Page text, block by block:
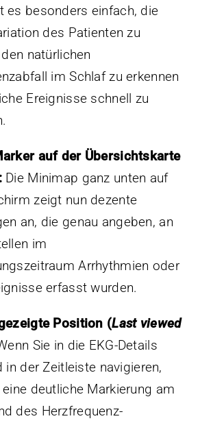
es besonders einfach, die
des Patienten zu
natürlichen
im Schlaf zu erkennen
Ereignisse schnell zu
auf der Übersichtskarte
Die Minimap ganz unten auf
zeigt nun dezente
an, die genau angeben, an
im
Arrhythmien oder
erfasst wurden.
Position (Last viewed
Sie in die EKG-Details
in der Zeitleiste navigieren,
deutliche Markierung am
des Herzfrequenz-